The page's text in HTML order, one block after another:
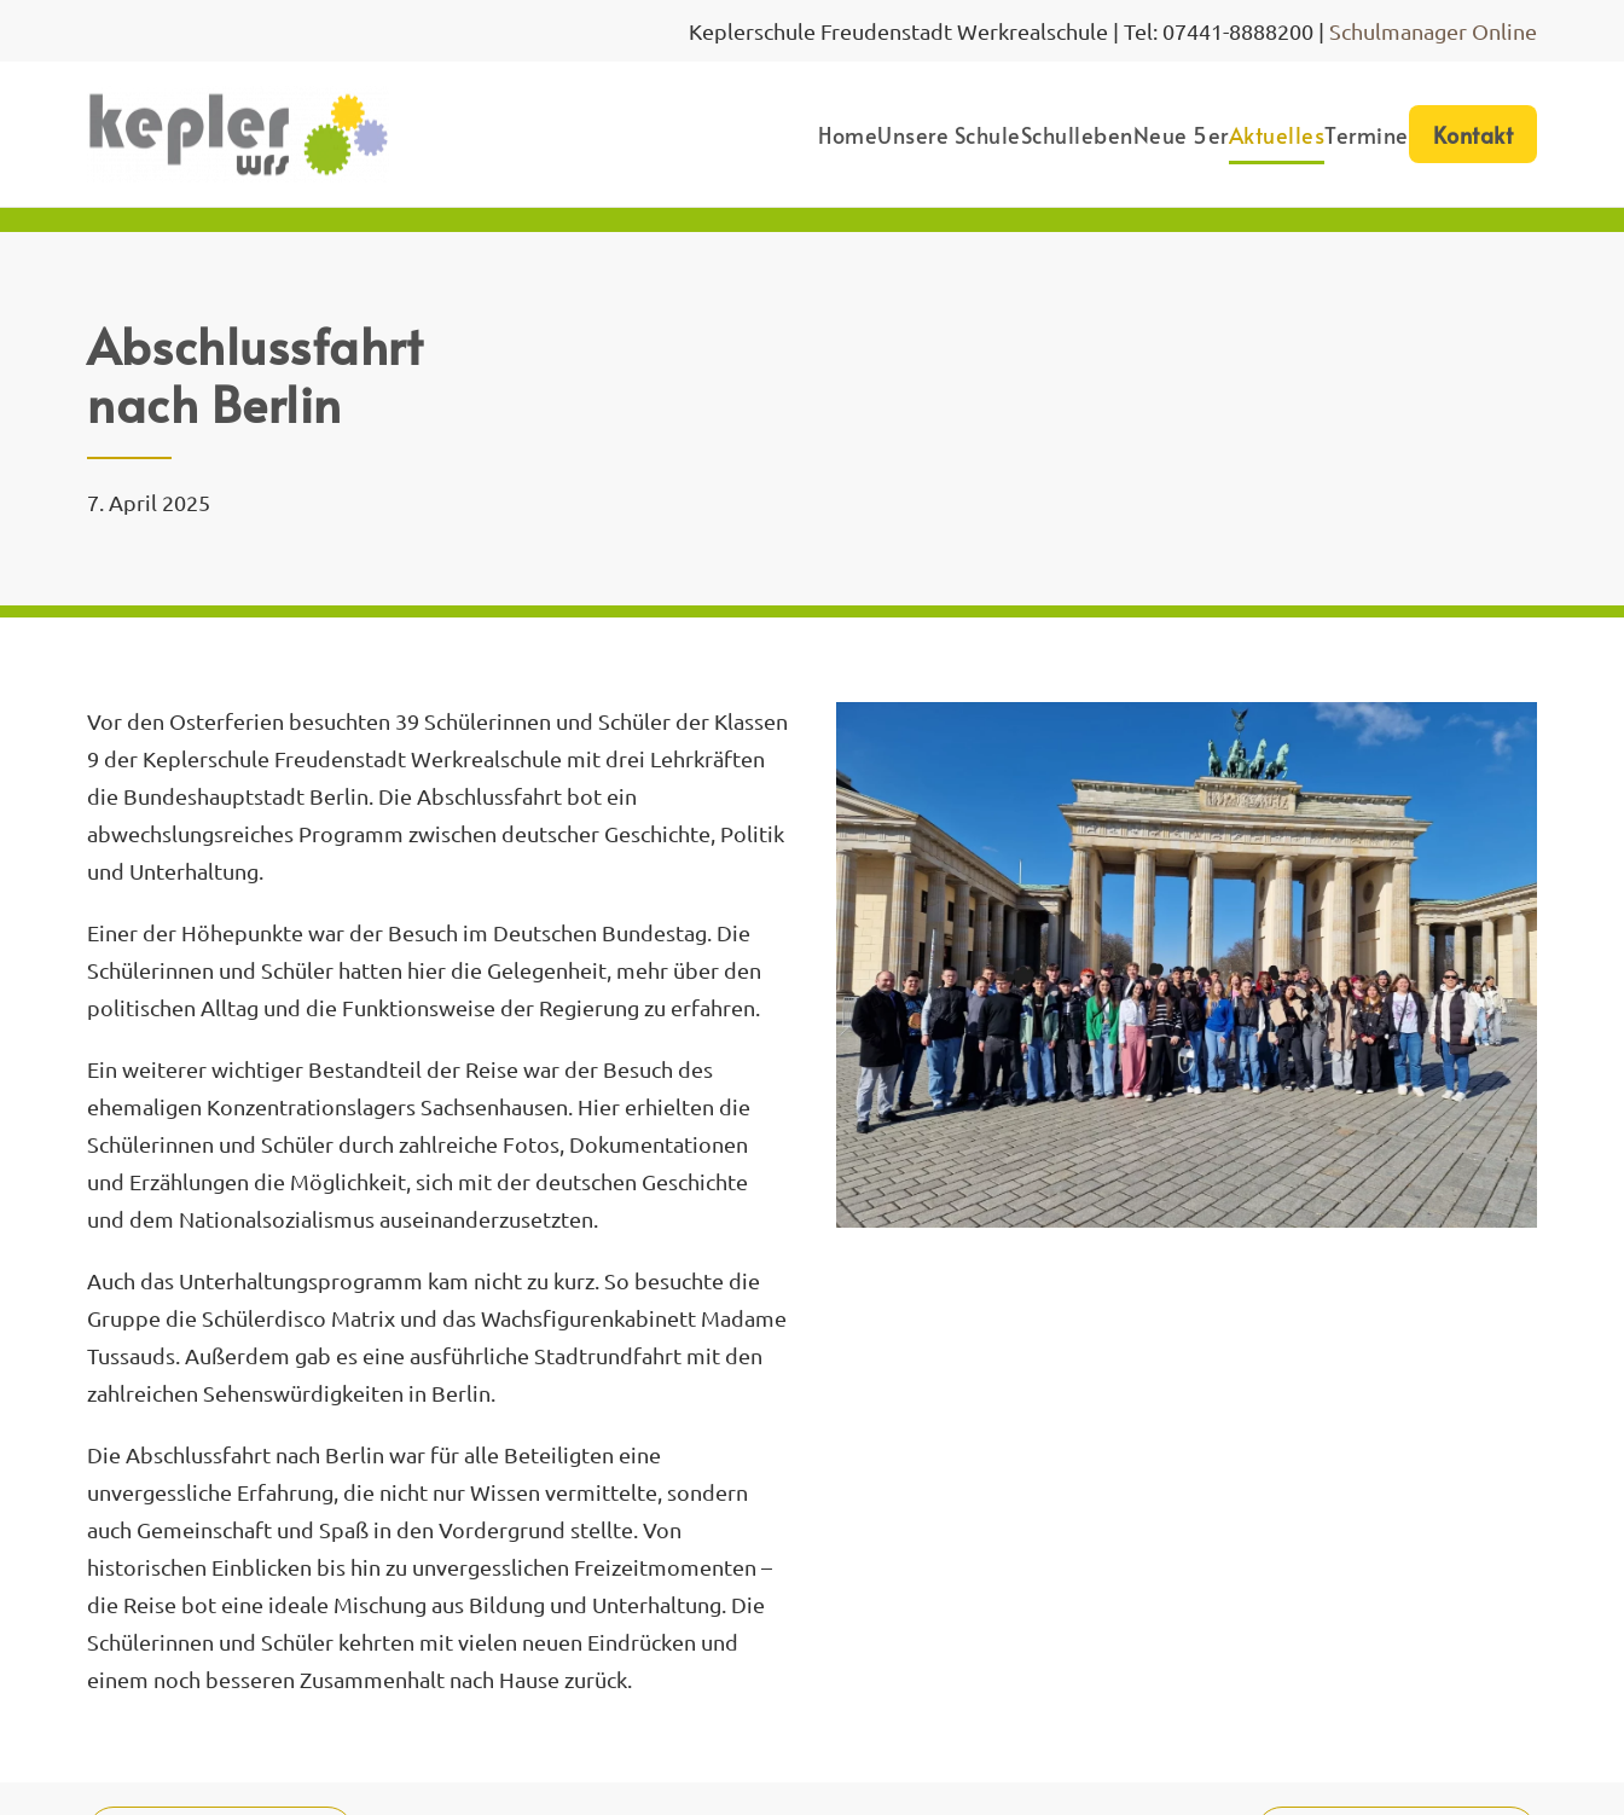
Keplerschule Freudenstadt Werkrealschule | Tel: 07441-8888200 | Schulmanager Online
HomeUnsere SchuleSchullebenNeue 5erAktuellesTermine Kontakt
Abschlussfahrt
nach Berlin
7. April 2025
Vor den Osterferien besuchten 39 Schülerinnen und Schüler der Klassen
9 der Keplerschule Freudenstadt Werkrealschule mit drei Lehrkräften
die Bundeshauptstadt Berlin. Die Abschlussfahrt bot ein
abwechslungsreiches Programm zwischen deutscher Geschichte, Politik
und Unterhaltung.
Einer der Höhepunkte war der Besuch im Deutschen Bundestag. Die
Schülerinnen und Schüler hatten hier die Gelegenheit, mehr über den
politischen Alltag und die Funktionsweise der Regierung zu erfahren.
Ein weiterer wichtiger Bestandteil der Reise war der Besuch des
ehemaligen Konzentrationslagers Sachsenhausen. Hier erhielten die
Schülerinnen und Schüler durch zahlreiche Fotos, Dokumentationen
und Erzählungen die Möglichkeit, sich mit der deutschen Geschichte
und dem Nationalsozialismus auseinanderzusetzten.
Auch das Unterhaltungsprogramm kam nicht zu kurz. So besuchte die
Gruppe die Schülerdisco Matrix und das Wachsfigurenkabinett Madame
Tussauds. Außerdem gab es eine ausführliche Stadtrundfahrt mit den
zahlreichen Sehenswürdigkeiten in Berlin.
Die Abschlussfahrt nach Berlin war für alle Beteiligten eine
unvergessliche Erfahrung, die nicht nur Wissen vermittelte, sondern
auch Gemeinschaft und Spaß in den Vordergrund stellte. Von
historischen Einblicken bis hin zu unvergesslichen Freizeitmomenten –
die Reise bot eine ideale Mischung aus Bildung und Unterhaltung. Die
Schülerinnen und Schüler kehrten mit vielen neuen Eindrücken und
einem noch besseren Zusammenhalt nach Hause zurück.